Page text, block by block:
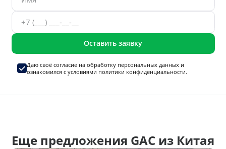
Оставить заявку
Даю своё согласие на обработку персональных данныхи
ознакомился с условиями политики конфиденциальности.
Еще предложения GAC из Китая